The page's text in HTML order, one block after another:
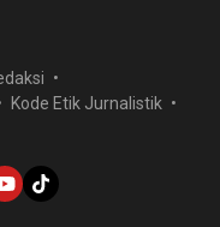
Kode Etik Jurnalistik